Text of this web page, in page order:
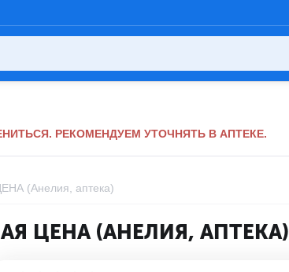
РЕКОМЕНДУЕМ УТОЧНЯТЬ В АПТЕКЕ.
(Анелия, аптека)
ЦЕНА (АНЕЛИЯ, АПТЕКА)